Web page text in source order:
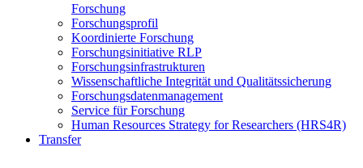
Forschung
Forschungsprofil
Koordinierte Forschung
Forschungsinitiative RLP
Forschungsinfrastrukturen
Wissenschaftliche Integrität und Qualitätssicherung
Forschungsdatenmanagement
Service für Forschung
Human Resources Strategy for Researchers (HRS4R)
Transfer